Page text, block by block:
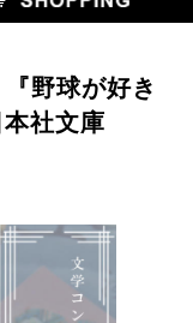
野球が好き
社文庫